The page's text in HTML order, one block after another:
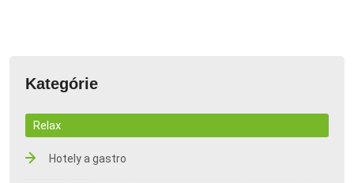
Kategórie
Relax
Hotely a gastro